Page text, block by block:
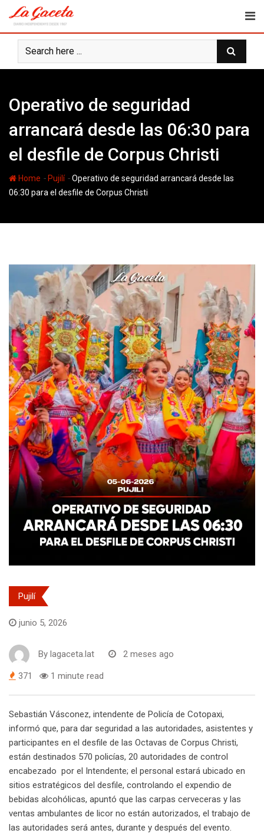
content
Operativo de seguridad
arrancará desde las 06:30 para
el desfile de Corpus Christi
Home - Pujilí-Operativo de seguridad arrancará desde las
06:30 para el desfile de Corpus Christi
Pujilí
junio 5, 2026
By lagaceta.lat 2 meses ago
371 1 minute read
Sebastián Vásconez, intendente de Policía de Cotopaxi,
informó que, para dar seguridad a las autoridades, asistentes y
participantes en el desfile de las Octavas de Corpus Christi,
están destinados 570 policías, 20 autoridades de control
encabezado por el Intendente; el personal estará ubicado en
sitios estratégicos del desfile, controlando el expendio de
bebidas alcohólicas, apuntó que las carpas cerveceras y las
ventas ambulantes de licor no están autorizados, el trabajo de
las autoridades será antes, durante y después del evento.